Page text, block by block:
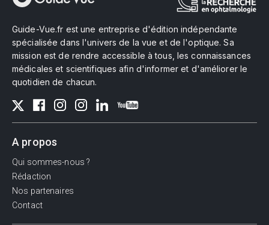
Guide-Vue.fr est une entreprise d'édition indépendante
spécialisée dans l'univers de la vue et de l'optique. Sa
mission est de rendre accessible à tous, les connaissances
médicales et scientifiques afin d'informer et d'améliorer le
quotidien de chacun.
A propos
Qui sommes-nous ?
Rédaction
Nos partenaires
Contact